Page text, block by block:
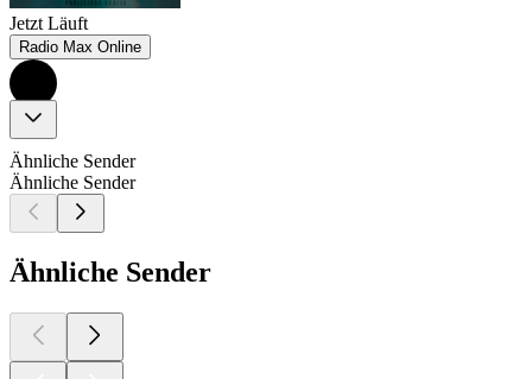
Jetzt Läuft
Radio Max Online
Ähnliche Sender
Ähnliche Sender
Ähnliche Sender